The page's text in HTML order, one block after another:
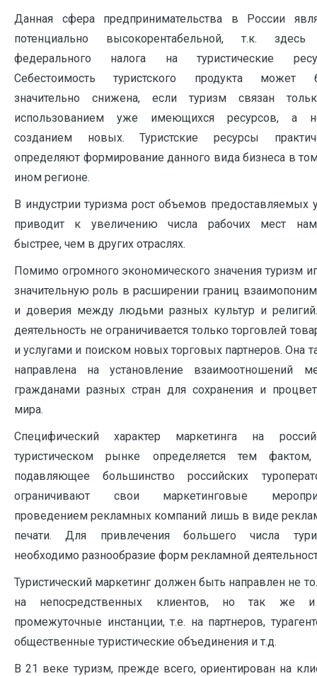
Данная сфера предпринимательства в России
потенциально высокорентабельной, т.к.
федерального налога на туристические
Себестоимость туристского продукта может
значительно снижена, если туризм связан
использованием уже имеющихся ресурсов, а
созданием новых. Туристские ресурсы
определяют формирование данного вида бизнеса в
ином регионе.
В индустрии туризма рост объемов предоставляемых
приводит к увеличению числа рабочих мест
быстрее, чем в других отраслях.
Помимо огромного экономического значения туризм
значительную роль в расширении границ
и доверия между людьми разных культур и
деятельность не ограничивается только торговлей
и услугами и поиском новых торговых партнеров. Она
направлена на установление взаимоотношений
гражданами разных стран для сохранения и
мира.
Специфический характер маркетинга на
туристическом рынке определяется тем
подавляющее большинство российских
ограничивают свои маркетинговые
проведением рекламных компаний лишь в виде
печати. Для привлечения большего числа
необходимо разнообразие форм рекламной
Туристический маркетинг должен быть направлен не
на непосредственных клиентов, но так же
промежуточные инстанции, т.е. на партнеров,
общественные туристические объединения и т.д.
В 21 веке туризм, прежде всего, ориентирован на